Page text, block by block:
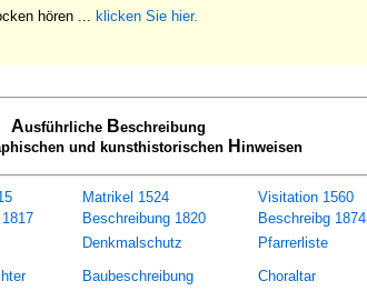
hören ... klicken Sie hier.
AusführlicheBeschreibung
und kunsthistorischen H inweisen
Matrikel 1524 Visitation 1560
Beschreibung 1820 Beschreibg 1874
Denkmalschutz
Pfarrerliste
Baubeschreibung Choraltar